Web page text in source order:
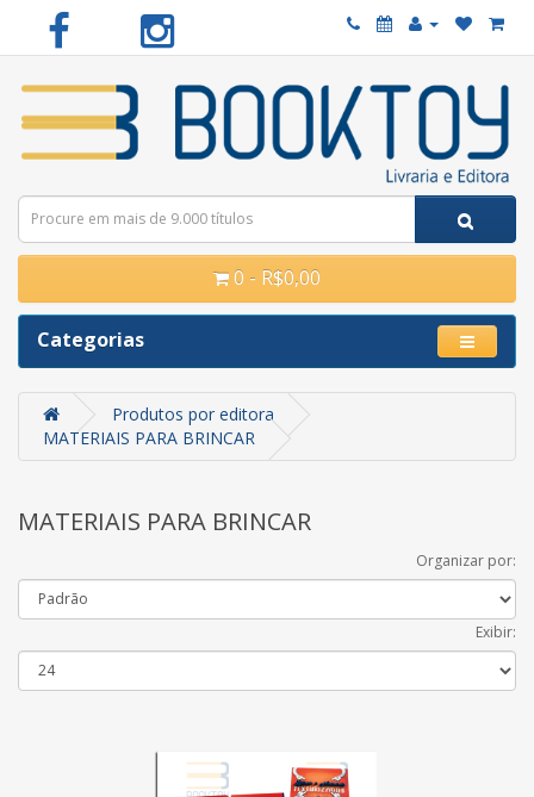
0 - R$0,00
Categorias
Produtos por editora
MATERIAIS PARA BRINCAR
MATERIAIS PARA BRINCAR
Organizar por:
Exibir: